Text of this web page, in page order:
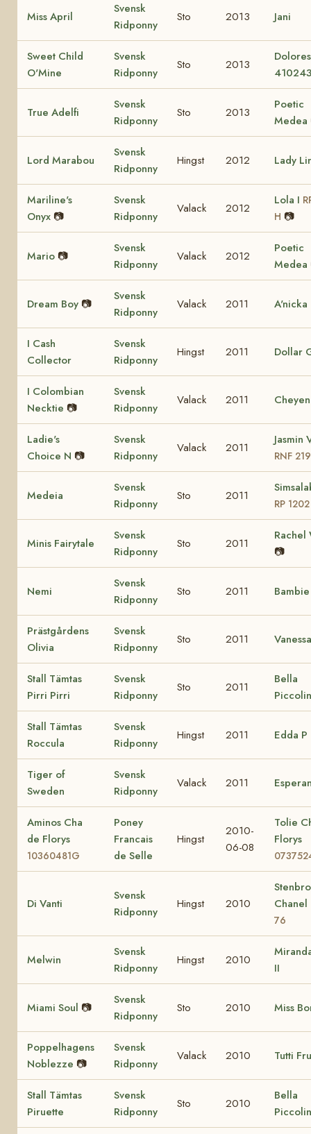
Miss April
Svensk
Ridponny
Sto 2013 Jani
Sweet Child
O'Mine
Svensk
Ridponny
Sto 2013
True Adelfi
Svensk
Ridponny
Sto 2013
Poetic
Medea
Lord Marabou
Svensk
Ridponny
Hingst 2012 Lady
Mariline's
Onyx 📷
Svensk
Ridponny
Valack 2012
Lola I
H 📷
Mario 📷
Svensk
Ridponny
Valack 2012
Poetic
Medea
Dream Boy 📷
Svensk
Ridponny
Valack 2011 A'nicka
I Cash
Collector
Svensk
Ridponny
Hingst 2011 Dollar
I Colombian
Necktie 📷
Svensk
Ridponny
Valack 2011
Ladie's
Choice N 📷
Svensk
Ridponny
Valack 2011
Jasmin
RNF
Medeia
Svensk
Ridponny
Sto 2011
RP
Minis Fairytale
Svensk
Ridponny
Sto 2011
Rachel
📷
Nemi
Svensk
Ridponny
Sto 2011
Prästgårdens
Olivia
Svensk
Ridponny
Sto 2011 Vanessa
Stall Tämtas
Pirri Pirri
Svensk
Ridponny
Sto 2011
Bella
Stall Tämtas
Roccula
Svensk
Ridponny
Hingst 2011 Edda P
Tiger of
Sweden
Svensk
Ridponny
Valack 2011
Aminos Cha
de Florys
10360481G
Poney
Francais
de Selle
Hingst
2010-
06-08
Tolie
Florys
Di Vanti
Svensk
Ridponny
Hingst 2010
Chanel
76
Melwin
Svensk
Ridponny
Hingst 2010
II
Miami Soul 📷
Svensk
Ridponny
Sto 2010 Miss
Poppelhagens
Noblezze 📷
Svensk
Ridponny
Valack 2010 Tutti
Stall Tämtas
Piruette
Svensk
Ridponny
Sto 2010
Bella